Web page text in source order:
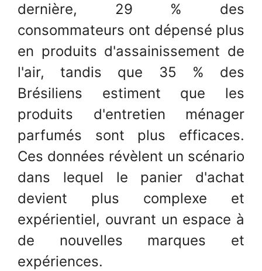
dernière, 29 % des
consommateurs ont dépensé plus
en produits d'assainissement de
l'air, tandis que 35 % des
Brésiliens estiment que les
produits d'entretien ménager
parfumés sont plus efficaces.
Ces données révèlent un scénario
dans lequel le panier d'achat
devient plus complexe et
expérientiel, ouvrant un espace à
de nouvelles marques et
expériences.